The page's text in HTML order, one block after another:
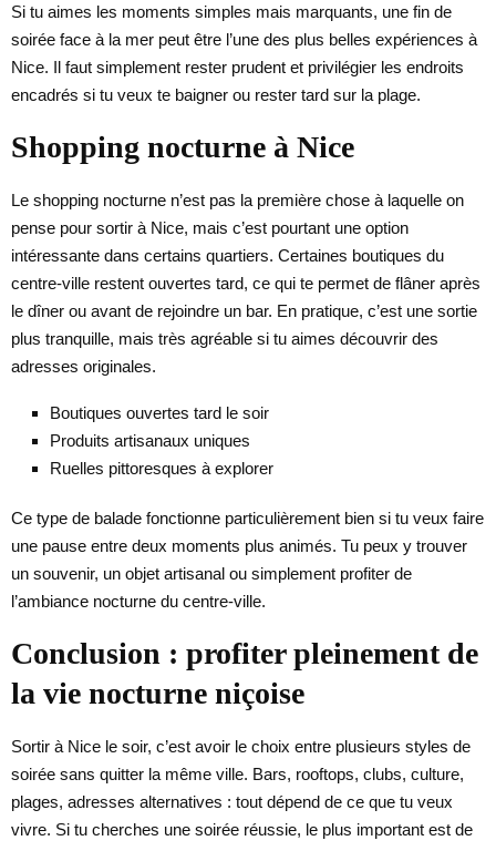
Si tu aimes les moments simples mais marquants, une fin de
soirée face à la mer peut être l’une des plus belles expériences à
Nice. Il faut simplement rester prudent et privilégier les endroits
encadrés si tu veux te baigner ou rester tard sur la plage.
Shopping nocturne à Nice
Le shopping nocturne n’est pas la première chose à laquelle on
pense pour sortir à Nice, mais c’est pourtant une option
intéressante dans certains quartiers. Certaines boutiques du
centre-ville restent ouvertes tard, ce qui te permet de flâner après
le dîner ou avant de rejoindre un bar. En pratique, c’est une sortie
plus tranquille, mais très agréable si tu aimes découvrir des
adresses originales.
Boutiques ouvertes tard le soir
Produits artisanaux uniques
Ruelles pittoresques à explorer
Ce type de balade fonctionne particulièrement bien si tu veux faire
une pause entre deux moments plus animés. Tu peux y trouver
un souvenir, un objet artisanal ou simplement profiter de
l’ambiance nocturne du centre-ville.
Conclusion : profiter pleinement de
la vie nocturne niçoise
Sortir à Nice le soir, c’est avoir le choix entre plusieurs styles de
soirée sans quitter la même ville. Bars, rooftops, clubs, culture,
plages, adresses alternatives : tout dépend de ce que tu veux
vivre. Si tu cherches une soirée réussie, le plus important est de